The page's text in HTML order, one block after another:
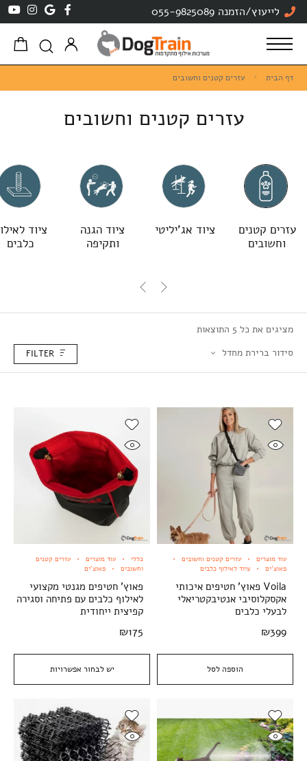
לייעוץ/הזמנה 055-9825089
דף הבית עזרים קטנים וחשובים
עזרים קטנים וחשובים
עזרים קטנים
וחשובים
ציוד אג'יליטי
ציוד הגנה
ותקיפה
ציוד
כלבים
מציגים את כל ⁦5⁩ התוצאות
סידור ברירת מחדל
FILTER
הוספה לסל
עוד מוצרים
עזרים קטנים וחשובים
פאוצ'ים
ציוד לאילוף כלבים
Voila פאוץ' חטיפים איכותי
אקסקלוסיבי אנטיבקטריאלי
לבעלי כלבים
₪399
יש לבחור אפשרויות
כללי עוד מוצרים
עזרים קטנים
וחשובים
פאוצ'ים
פאוץ' חטיפים מגנטי מקצועי
לאילוף כלבים עם פתיחה וסגירה
קפיצית ייחודית
₪175